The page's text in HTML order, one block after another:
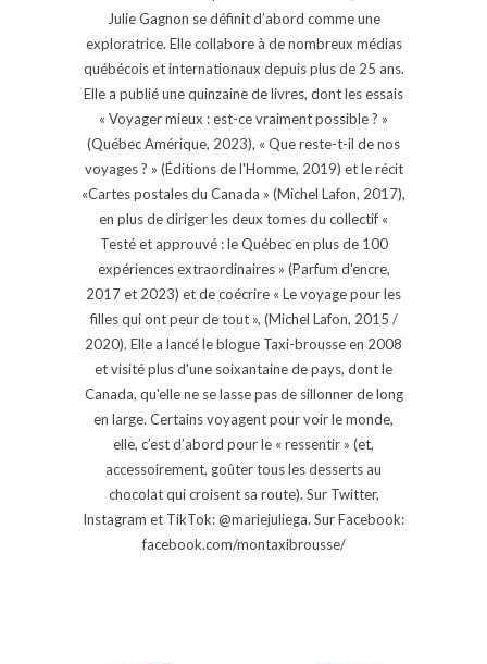
Julie Gagnon se définit d’abord comme une
exploratrice. Elle collabore à de nombreux médias
québécois et internationaux depuis plus de 25 ans.
Elle a publié une quinzaine de livres, dont les essais
« Voyager mieux : est-ce vraiment possible ? »
(Québec Amérique, 2023), « Que reste-t-il de nos
voyages ? » (Éditions de l'Homme, 2019) et le récit
«Cartes postales du Canada » (Michel Lafon, 2017),
en plus de diriger les deux tomes du collectif «
Testé et approuvé : le Québec en plus de 100
expériences extraordinaires » (Parfum d'encre,
2017 et 2023) et de coécrire « Le voyage pour les
filles qui ont peur de tout », (Michel Lafon, 2015 /
2020). Elle a lancé le blogue Taxi-brousse en 2008
et visité plus d'une soixantaine de pays, dont le
Canada, qu'elle ne se lasse pas de sillonner de long
en large. Certains voyagent pour voir le monde,
elle, c’est d’abord pour le « ressentir » (et,
accessoirement, goûter tous les desserts au
chocolat qui croisent sa route). Sur Twitter,
Instagram et TikTok: @mariejuliega. Sur Facebook:
facebook.com/montaxibrousse/